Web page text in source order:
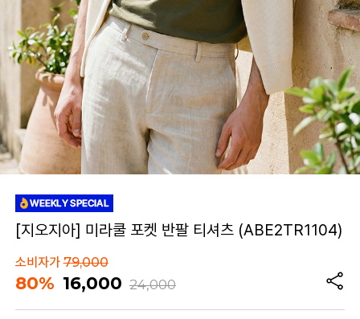
[지오지아] 미라쿨 포켓 반팔 티셔츠 (ABE2TR1104)
소비자가79,000
80% 16,000 24,000